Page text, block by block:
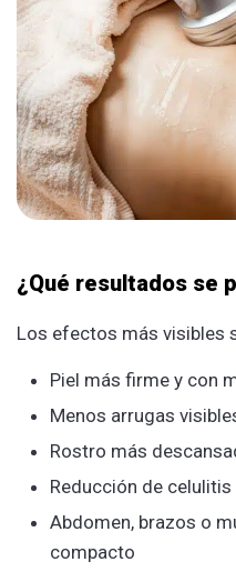
¿Qué resultados se
Los efectos más visibles
Piel más firme y con
Menos arrugas
Rostro más
Reducción de celulitis
Abdomen, brazos o
compacto